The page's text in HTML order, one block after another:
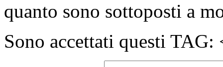
quanto sono sottoposti a
Sono accettati questi